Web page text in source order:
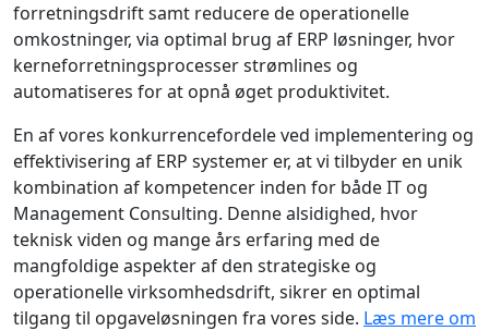
forretningsdrift samt reducere de operationelle
omkostninger, via optimal brug af ERP løsninger, hvor
kerneforretningsprocesser strømlines og
automatiseres for at opnå øget produktivitet.
En af vores konkurrencefordele ved implementering og
effektivisering af ERP systemer er, at vi tilbyder en unik
kombination af kompetencer inden for både IT og
Management Consulting. Denne alsidighed, hvor
teknisk viden og mange års erfaring med de
mangfoldige aspekter af den strategiske og
operationelle virksomhedsdrift, sikrer en optimal
tilgang til opgaveløsningen fra vores side. Læs mere om